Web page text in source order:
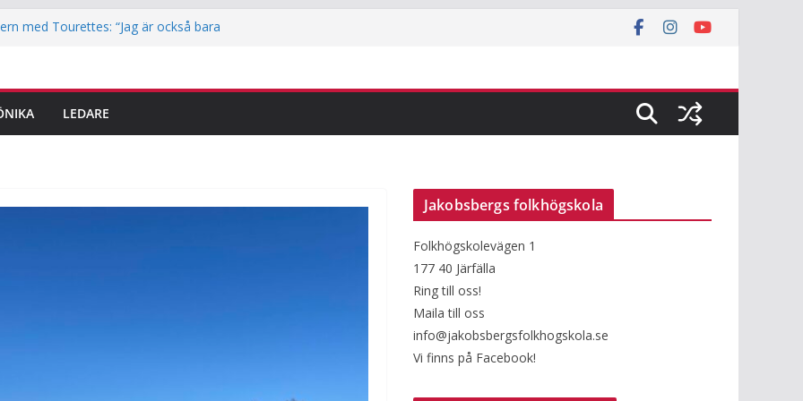
med Tourettes: “Jag är också bara
reporter testar parkour
LEDARE
Jakobsbergs folkhögskola
Folkhögskolevägen 1
177 40 Järfälla
Ring till oss!
Maila till oss
info@jakobsbergsfolkhogskola.se
Vi finns på Facebook!